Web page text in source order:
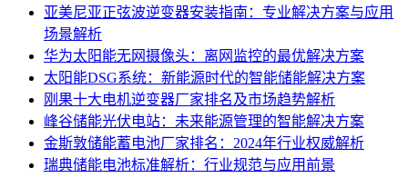
亚美尼亚正弦波逆变器安装指南：专业解决方案与应用
场景解析
华为太阳能无网摄像头：离网监控的最优解决方案
太阳能DSG系统：新能源时代的智能储能解决方案
刚果十大电机逆变器厂家排名及市场趋势解析
峰谷储能光伏电站：未来能源管理的智能解决方案
金斯敦储能蓄电池厂家排名：2024年行业权威解析
瑞典储能电池标准解析：行业规范与应用前景